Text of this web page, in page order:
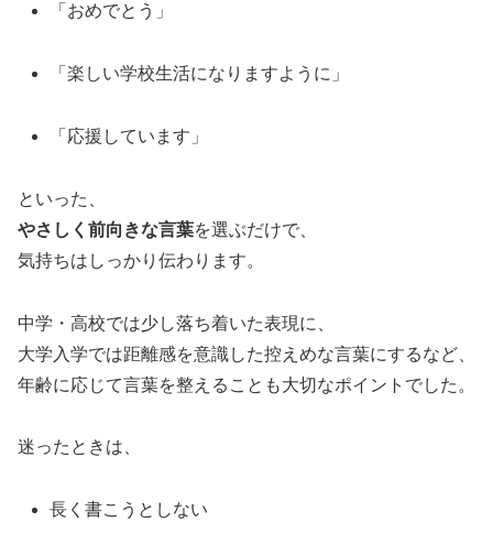
「おめでとう」
「楽しい学校生活になりますように」
「応援しています」
といった、
やさしく前向きな言葉を選ぶだけで、
気持ちはしっかり伝わります。
中学・高校では少し落ち着いた表現に、
大学入学では距離感を意識した控えめな言葉にするなど、
年齢に応じて言葉を整えることも大切なポイントでした。
迷ったときは、
長く書こうとしない